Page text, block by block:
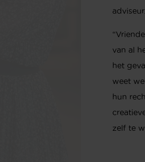
van al
het
weet
hun
zelf te